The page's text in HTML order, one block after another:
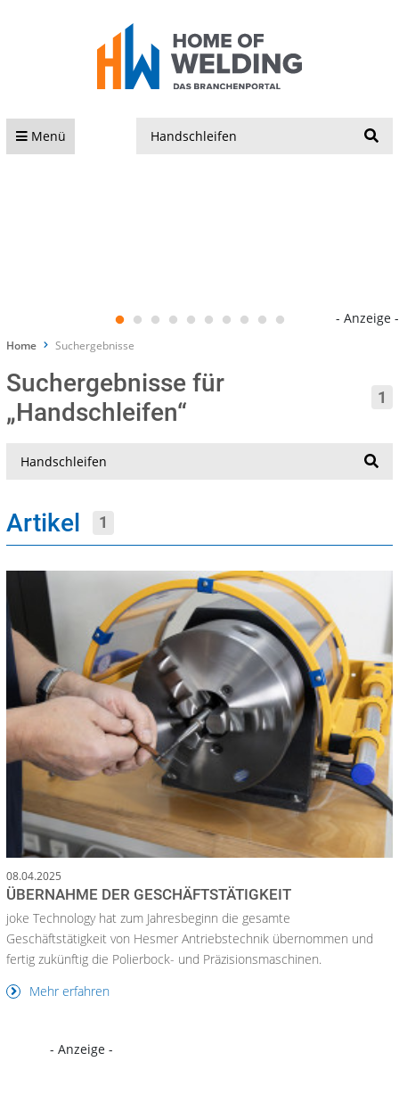
Menü
- Anzeige -
Home Suchergebnisse
Suchergebnisse für
„Handschleifen“
1
Artikel 1
08.04.2025
ÜBERNAHME DER GESCHÄFTSTÄTIGKEIT
joke Technology hat zum Jahresbeginn die gesamte
Geschäftstätigkeit von Hesmer Antriebstechnik übernommen und
fertig zukünftig die Polierbock- und Präzisionsmaschinen.
Mehr erfahren
- Anzeige -